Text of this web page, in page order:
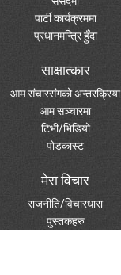
पार्टी कार्यक्रममा
प्रधानमन्त्रि हुँदा
साक्षात्कार
आम संचारसंगको अन्तरक्रिया
आम सञ्चारमा
टिभी/भिडियो
पोडकास्ट
मेरा विचार
राजनीति/विचारधारा
पुस्तकहरु